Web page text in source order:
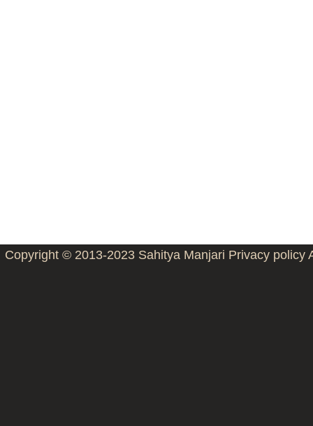
Copyright © 2013-2023 Sahitya Manjari Privacy policy